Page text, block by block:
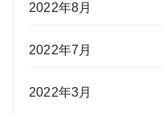
2022年8月
2022年7月
2022年3月